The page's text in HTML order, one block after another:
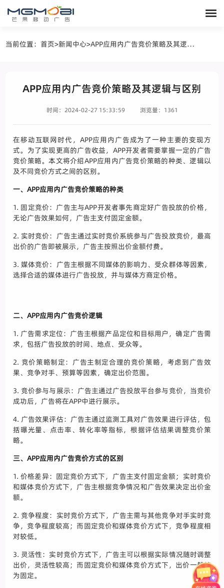
当前位置：首页>新闻中心> APP应用内广告竞价策略及其逻辑与区别
APP应用内广告竞价策略及其逻辑与区别
时间：2024-02-27 15:33:59 浏览量：1361
在移动互联网时代，APP应用内广告成为了一种主要的变现方
式。为了实现更高的广告收益，APP开发者需要掌握一定的广告
竞价策略。本文将介绍APP应用内广告竞价策略的种类、逻辑以
及不同竞价方式之间的区别。
一、APP应用内广告竞价策略的种类
1. 固定竞价：广告主与APP开发者事先商定好广告投放的价格，
无论广告效果如何，广告主支付固定金额。
2. 实时竞价：广告主通过实时竞价系统参与广告投放竞价，最高
出价的广告即被展示，广告主按照出价金额付费。
3. 媒体竞价：广告主根据不同媒体的影响力、受众群体等因素，
选择合适的媒体进行广告投放，并与媒体方商定价格。
二、APP应用内广告竞价逻辑
1. 广告需求定位：广告主根据产品定位和目标用户，确定广告需
求，包括广告投放的时间、地点、受众等。
2. 竞价策略制定：广告主制定合理的竞价策略，考虑到广告效
果、竞争对手、预算等因素，确定出价范围。
3. 竞价参与与展示：广告主通过广告投放平台参与竞价，当竞价
成功后，广告将在APP中进行展示。
4. 广告效果评估：广告主通过监测工具对广告效果进行评估，包
括曝光量、点击率、转化率等指标，根据评估结果调整竞价策
略。
三、APP应用内广告竞价方式的区别
1. 价格差异：固定竞价方式下，广告主支付固定金额；实时竞价
和媒体竞价方式下，广告主根据竞争情况和广告效果决定出价金
额。
2. 竞争程度：实时竞价方式下，广告主需与其他竞争对手实时竞
争，竞争程度较高；而固定竞价和媒体竞价方式下，竞争程度相
对较低。
3. 灵活性：实时竞价方式下，广告主可以根据实际情况随时调整
出价，灵活性较高；而固定竞价和媒体竞价方式下，出价一般较
为固定。